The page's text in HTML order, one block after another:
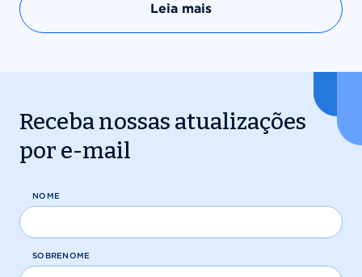
Leia mais
Receba nossas atualizações
por e-mail